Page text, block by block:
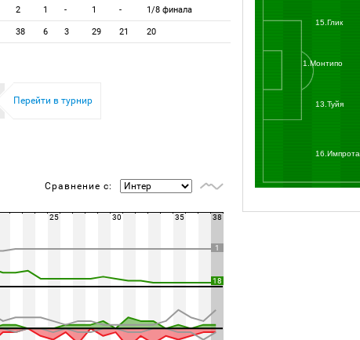
2 1 - 1 - 1/8 финала
38 6 3 29 21 20
Перейти в турнир
Сравнение с:
1
18
25 30 35 38
15.Глик
16.Импрота
1.Монтипо
13.Туйя